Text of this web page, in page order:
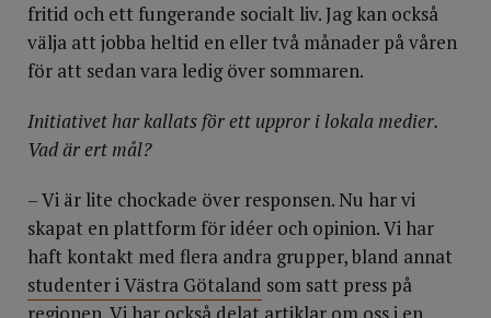
fritid och ett fungerande socialt liv. Jag kan också
välja att jobba heltid en eller två månader på våren
för att sedan vara ledig över sommaren.
Initiativet har kallats för ett uppror i lokala medier.
Vad är ert mål?
– Vi är lite chockade över responsen. Nu har vi
skapat en plattform för idéer och opinion. Vi har
haft kontakt med flera andra grupper, bland annat
studenter i Västra Götaland som satt press på